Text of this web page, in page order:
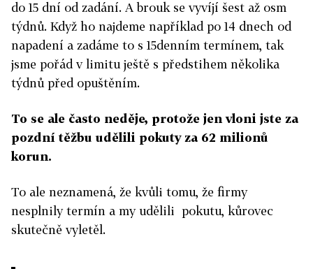
do 15 dní od zadání. A brouk se vyvíjí šest až osm
týdnů. Když ho najdeme například po 14 dnech od
napadení a zadáme to s 15denním termínem, tak
jsme pořád v limitu ještě s předstihem několika
týdnů před opuštěním.
To se ale často neděje, protože jen vloni jste za
pozdní těžbu udělili pokuty za 62 milionů
korun.
To ale neznamená, že kvůli tomu, že firmy
nesplnily termín a my udělili pokutu, kůrovec
skutečně vyletěl.